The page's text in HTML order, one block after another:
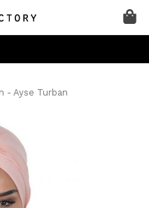
- Ayse Turban